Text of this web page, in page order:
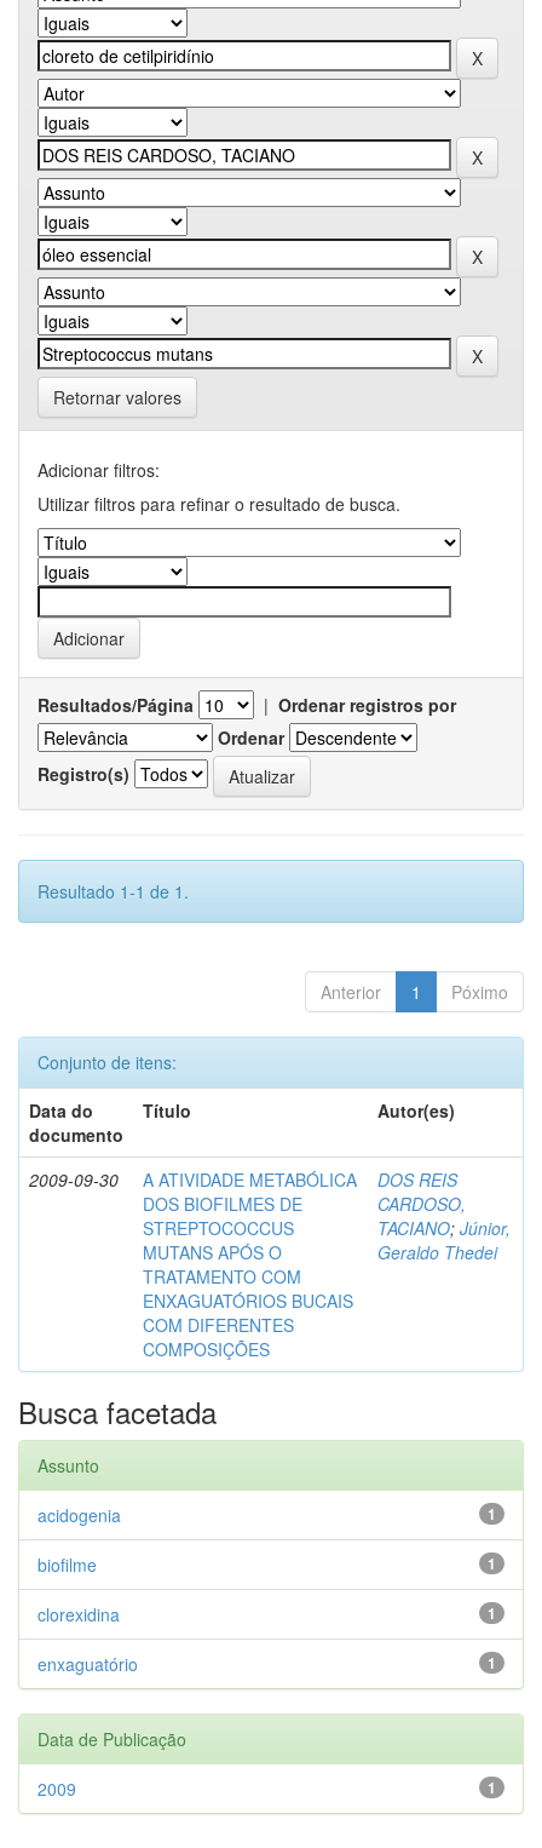
Retornar valores
Adicionar filtros:
Utilizar filtros para refinar o resultado de busca.
Resultados/Página | Ordenar registros por
Ordenar
Registro(s)
Resultado 1-1 de 1.
Anterior 1 Póximo
Conjunto de itens:
Data do
documento
Título Autor(es)
2009-09-30
A ATIVIDADE METABÓLICA
DOS BIOFILMES DE
STREPTOCOCCUS
MUTANS APÓS O
TRATAMENTO COM
ENXAGUATÓRIOS BUCAIS
COM DIFERENTES
COMPOSIÇÕES
DOS REIS
CARDOSO,
TACIANO; Júnior,
Geraldo Thedei
Busca facetada
Assunto
1
acidogenia
1
biofilme
1
clorexidina
1
enxaguatório
Data de Publicação
1
2009